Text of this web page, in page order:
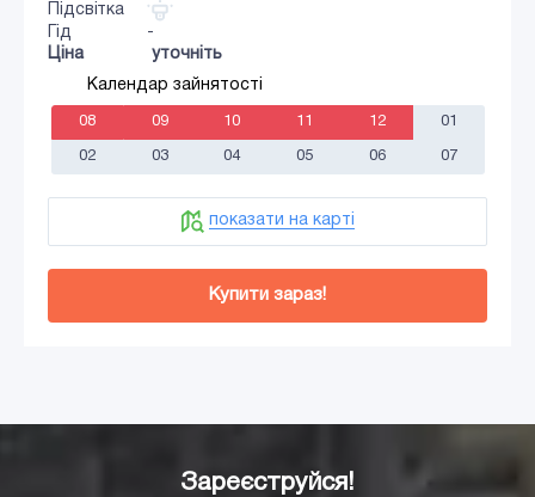
Підсвітка
Гід
-
Ціна
уточніть
Календар зайнятості
08 09 10 11 12 01
02 03 04 05 06 07
показати на карті
Купити зараз!
Зареєструйся!